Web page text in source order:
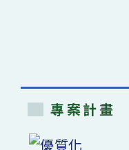
專案計畫